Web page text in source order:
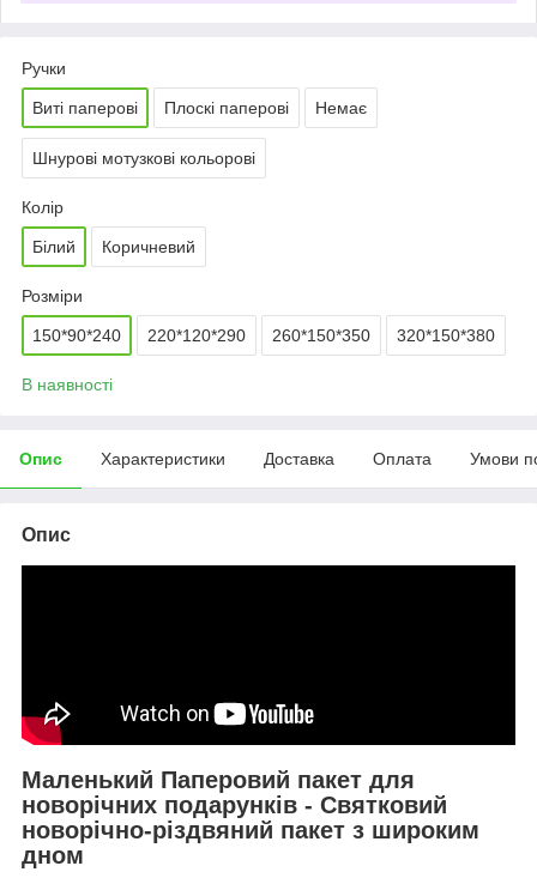
Ручки
Виті паперові Плоскі паперові Немає
Шнурові мотузкові кольорові
Колір
Білий Коричневий
Розміри
150*90*240 220*120*290 260*150*350 320*150*380
В наявності
Опис Характеристики Доставка Оплата Умови
Опис
Маленький Паперовий пакет для
новорічних подарунків - Святковий
новорічно-різдвяний пакет з широким
дном